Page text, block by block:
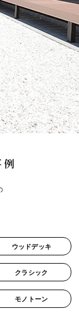
ウッドデッキ
クラシック
モノトーン